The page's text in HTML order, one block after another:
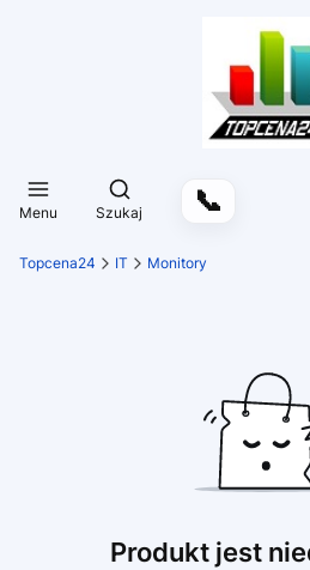
Menu
Otwórz wyszukiwarkę
Szukaj 📞
Topcena24 IT Monitory
Produkt jest